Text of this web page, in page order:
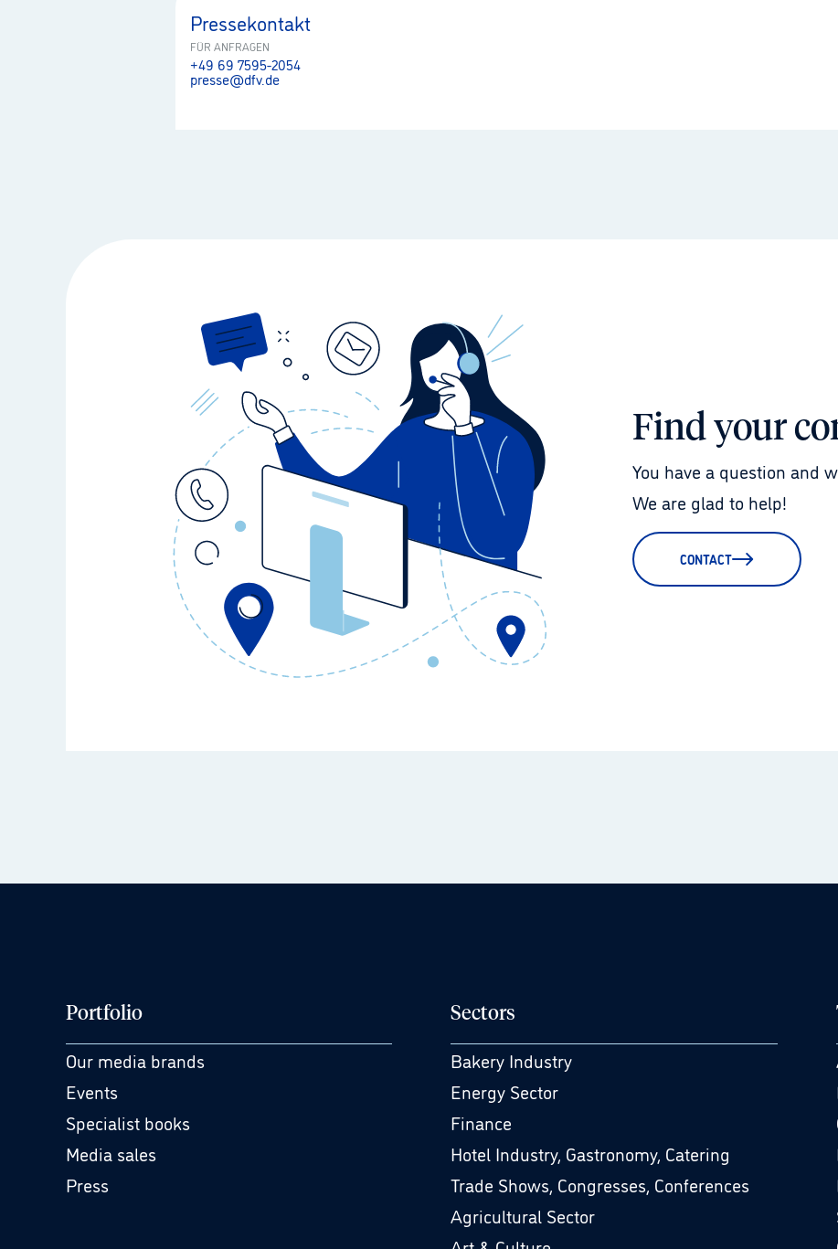
Pressekontakt
FÜR ANFRAGEN
+49 69 7595-2054
presse@dfv.de
Find your
You have a question and
We are glad to help!
CONTACT
Portfolio
Our media brands
Events
Specialist books
Media sales
Press
Sectors
Bakery Industry
Energy Sector
Finance
Hotel Industry, Gastronomy, Catering
Trade Shows, Congresses, Conferences
Agricultural Sector